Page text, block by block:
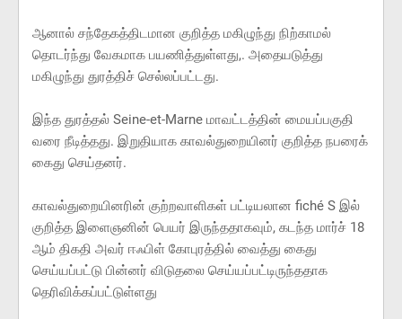
ஆனால் சந்தேகத்திடமான குறித்த மகிழுந்து நிற்காமல்
தொடர்ந்து வேகமாக பயணித்துள்ளது,. அதையடுத்து
மகிழுந்து துரத்திச் செல்லப்பட்டது.
இந்த துரத்தல் Seine-et-Marne மாவட்டத்தின் மையப்பகுதி
வரை நீடித்தது. இறுதியாக காவல்துறையினர் குறித்த நபரைக்
கைது செய்தனர்.
காவல்துறையினரின் குற்றவாளிகள் பட்டியலான fiché S இல்
குறித்த இளைஞனின் பெயர் இருந்ததாகவும், கடந்த மார்ச் 18
ஆம் திகதி அவர் ஈஃபிள் கோபுரத்தில் வைத்து கைது
செய்யப்பட்டு பின்னர் விடுதலை செய்யப்பட்டிருந்ததாக
தெரிவிக்கப்பட்டுள்ளது